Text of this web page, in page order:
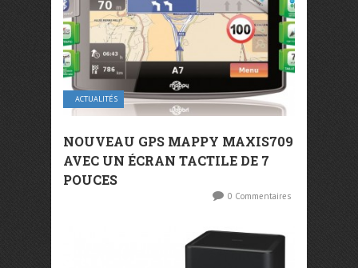
ACTUALITÉS
NOUVEAU GPS MAPPY MAXIS709
AVEC UN ÉCRAN TACTILE DE 7
POUCES
0 Commentaires